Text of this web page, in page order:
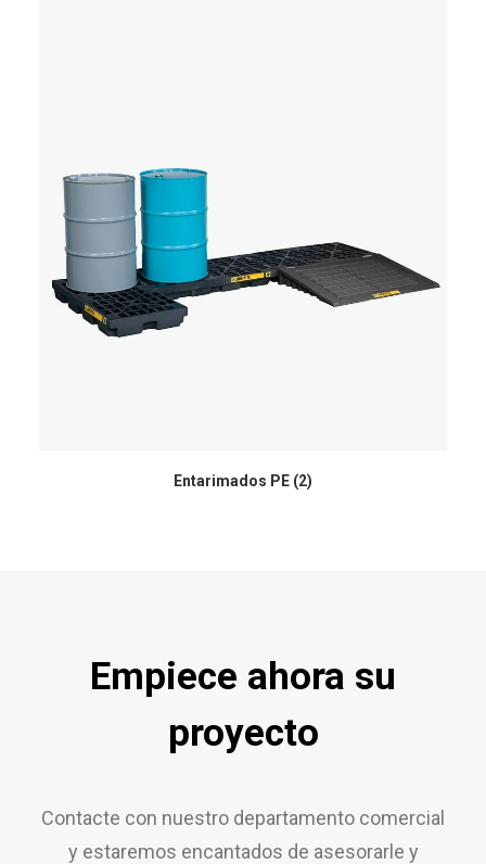
Entarimados PE (2)
Empiece ahora su
proyecto
Contacte con nuestro departamento comercial
y estaremos encantados de asesorarle y